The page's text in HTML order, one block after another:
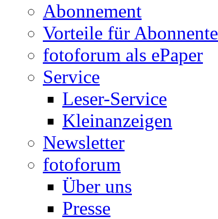
Abonnement
Vorteile für
fotoforum als ePaper
Service
Leser-Service
Kleinanzeigen
Newsletter
fotoforum
Über uns
Presse